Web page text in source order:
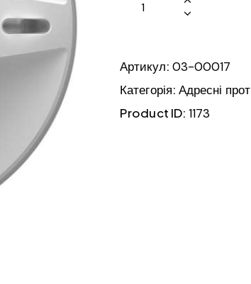
Артикул: 03-00017
Категорія:Адресні
Product ID:1173